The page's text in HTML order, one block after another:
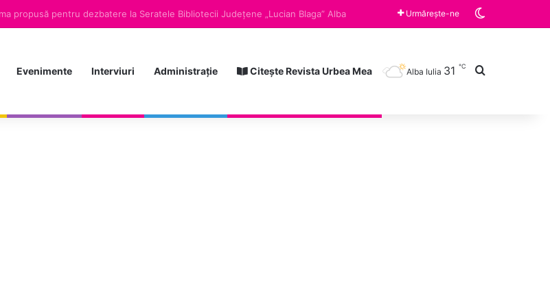
Urmărește-ne
Evenimente Interviuri Administrație Citește Revista Urbea Mea Alba Iulia 31 ℃ Caută după